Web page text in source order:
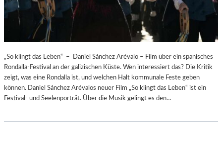
„So klingt das Leben“ – Daniel Sánchez Arévalo – Film über ein spanisches
Rondalla-Festival an der galizischen Küste. Wen interessiert das? Die Kritik
zeigt, was eine Rondalla ist, und welchen Halt kommunale Feste geben
können. Daniel Sánchez Arévalos neuer Film „So klingt das Leben“ ist ein
Festival- und Seelenporträt. Über die Musik gelingt es den…